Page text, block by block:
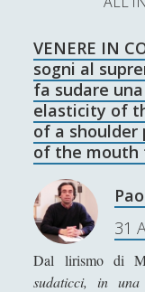
Contatti &
La nostra storia
t
w
i
t
f
c
b
y
u
t
u
CERCA
S
e
a
r
h
SUPPORT US
Se apprezzi il
donazione tramite
VENERE IN
sogni al
fa sudare
elasticity of
of a
of the mouth
31
Dal lirismo di
sudaticci, in